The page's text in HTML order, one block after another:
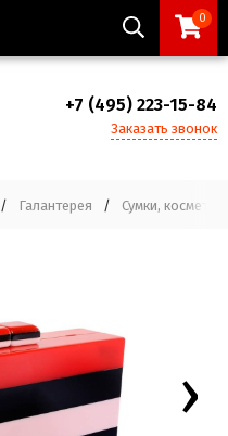
0
+7 (495) 223-15-84
Заказать звонок
/ Галантерея / Сумки,
›